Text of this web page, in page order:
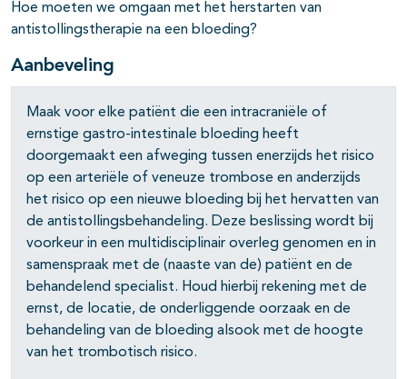
open- en dichtklappen
open- en dichtklappen
open- en dichtklappen
Hoe moeten we omgaan met het herstarten van
antistollingstherapie na een bloeding?
Aanbeveling
Maak voor elke patiënt die een intracraniële of
ernstige gastro-intestinale bloeding heeft
doorgemaakt een afweging tussen enerzijds het risico
op een arteriële of veneuze trombose en anderzijds
het risico op een nieuwe bloeding bij het hervatten van
de antistollingsbehandeling. Deze beslissing wordt bij
voorkeur in een multidisciplinair overleg genomen en in
samenspraak met de (naaste van de) patiënt en de
behandelend specialist. Houd hierbij rekening met de
ernst, de locatie, de onderliggende oorzaak en de
behandeling van de bloeding alsook met de hoogte
van het trombotisch risico.